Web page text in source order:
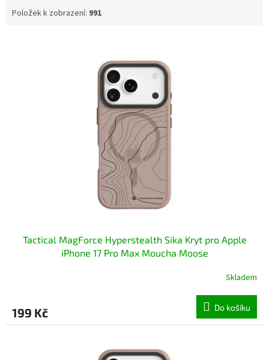
Položek k zobrazení: 991
Tactical MagForce Hyperstealth Sika Kryt pro Apple
iPhone 17 Pro Max Moucha Moose
Skladem
199 Kč Do košíku